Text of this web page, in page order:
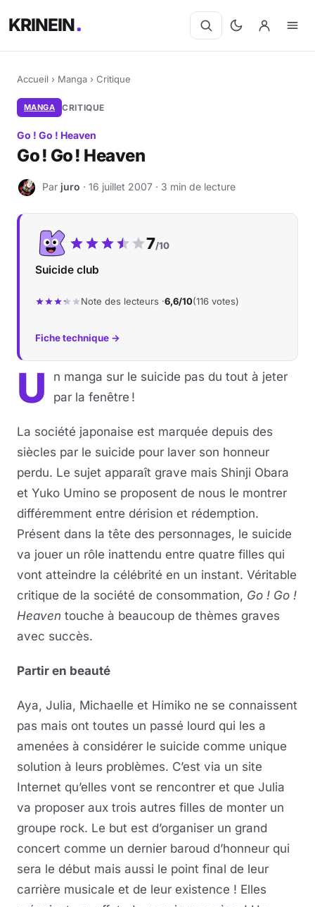
KRINEIN
Accueil › Manga › Critique
MANGA CRITIQUE
Go ! Go ! Heaven
Go ! Go ! Heaven
J Par juro · 16 juillet 2007 · 3 min de lecture
Notre note :
7/10
Suicide club
Note des lecteurs ·6,6/10(116 votes)
Fiche technique →
U
n manga sur le suicide pas du tout à jeter
par la fenêtre !
La société japonaise est marquée depuis des
siècles par le suicide pour laver son honneur
perdu. Le sujet apparaît grave mais Shinji Obara
et Yuko Umino se proposent de nous le montrer
différemment entre dérision et rédemption.
Présent dans la tête des personnages, le suicide
va jouer un rôle inattendu entre quatre filles qui
vont atteindre la célébrité en un instant. Véritable
critique de la société de consommation, Go ! Go !
Heaven touche à beaucoup de thèmes graves
avec succès.
Partir en beauté
Aya, Julia, Michaelle et Himiko ne se connaissent
pas mais ont toutes un passé lourd qui les a
amenées à considérer le suicide comme unique
solution à leurs problèmes. C’est via un site
Internet qu’elles vont se rencontrer et que Julia
va proposer aux trois autres filles de monter un
groupe rock. Le but est d’organiser un grand
concert comme un dernier baroud d’honneur qui
sera le début mais aussi le point final de leur
carrière musicale et de leur existence ! Elles